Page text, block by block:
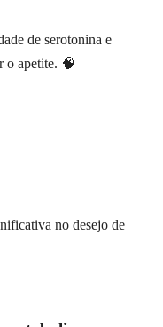
de serotonina e
o apetite. 🧠
no desejo de